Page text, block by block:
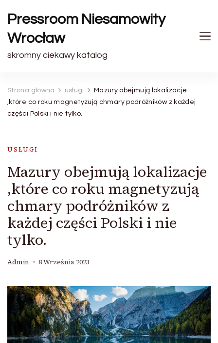
Pressroom Niesamowity
Wrocław
skromny ciekawy katalog
Strona główna usługi
Mazury obejmują lokalizacje
,które co roku magnetyzują chmary podróżników z każdej
części Polski i nie tylko.
USŁUGI
Mazury obejmują lokalizacje
,które co roku magnetyzują
chmary podróżników z
każdej części Polski i nie
tylko.
Admin 8 Września 2023